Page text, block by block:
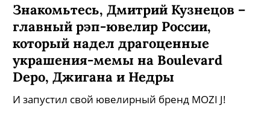
Знакомьтесь, Дмитрий Кузнецов –
главный рэп-ювелир России,
который надел драгоценные
украшения-мемы на Boulevard
Depo, Джигана и Недры
И запустил свой ювелирный бренд MOZI J!